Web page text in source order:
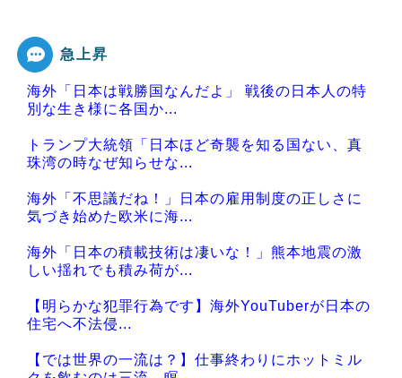
急上昇
海外「日本は戦勝国なんだよ」 戦後の日本人の特
別な生き様に各国か...
トランプ大統領「日本ほど奇襲を知る国ない、真
珠湾の時なぜ知らせな...
海外「不思議だね！」日本の雇用制度の正しさに
気づき始めた欧米に海...
海外「日本の積載技術は凄いな！」熊本地震の激
しい揺れでも積み荷が...
【明らかな犯罪行為です】海外YouTuberが日本の
住宅へ不法侵...
【では世界の一流は？】仕事終わりにホットミル